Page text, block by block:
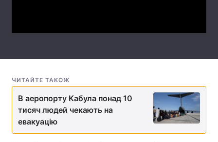
Тема оформлення
ЧИТАЙТЕ ТАКОЖ
В аеропорту Кабула понад 10
тисяч людей чекають на
евакуацію